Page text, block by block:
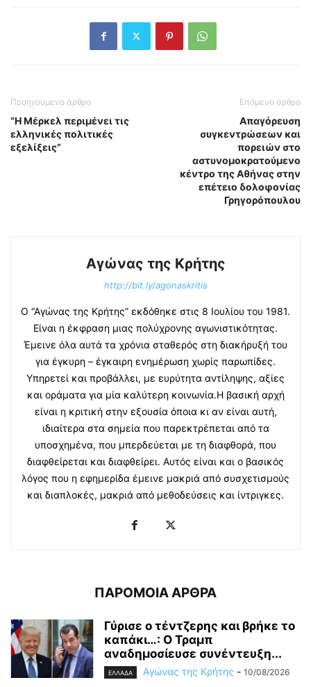
Προηγούμενο άρθρο
“Η Μέρκελ περιμένει τις
ελληνικές πολιτικές
εξελίξεις”
Επόμενο άρθρο
Απαγόρευση
συγκεντρώσεων και
πορειών στο
αστυνομοκρατούμενο
κέντρο της Αθήνας στην
επέτειο δολοφονίας
Γρηγορόπουλου
Αγώνας της Κρήτης
http://bit.ly/agonaskritis
Ο “Αγώνας της Κρήτης” εκδόθηκε στις 8 Ιουλίου του 1981.
Είναι η έκφραση μιας πολύχρονης αγωνιστικότητας.
Έμεινε όλα αυτά τα χρόνια σταθερός στη διακήρυξή του
για έγκυρη – έγκαιρη ενημέρωση χωρίς παρωπίδες.
Υπηρετεί και προβάλλει, με ευρύτητα αντίληψης, αξίες
και οράματα για μία καλύτερη κοινωνία.Η βασική αρχή
είναι η κριτική στην εξουσία όποια κι αν είναι αυτή,
ιδιαίτερα στα σημεία που παρεκτρέπεται από τα
υποσχημένα, που μπερδεύεται με τη διαφθορά, που
διαφθείρεται και διαφθείρει. Αυτός είναι και ο βασικός
λόγος που η εφημερίδα έμεινε μακριά από συσχετισμούς
και διαπλοκές, μακριά από μεθοδεύσεις και ίντριγκες.
ΠΑΡΟΜΟΙΑ ΑΡΘΡΑ
Γύρισε ο τέντζερης και βρήκε το
καπάκι…: Ο Τραμπ
αναδημοσίευσε συνέντευξη...
ΕΛΛΑΔΑ Αγώνας της Κρήτης - 10/08/2026